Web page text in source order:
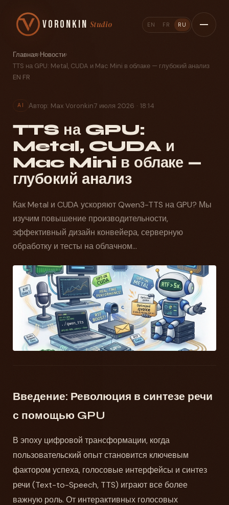
Voronkin Studio EN FR RU
Главная›Новости›
TTS на GPU: Metal, CUDA и Mac Mini в облаке — глубокий анализ
EN·FR
AI Автор: Max Voronkin7 июля 2026 · 18:14
TTS на GPU:
Metal, CUDA и
Mac Mini в облаке —
глубокий анализ
Как Metal и CUDA ускоряют Qwen3-TTS на GPU? Мы
изучим повышение производительности,
эффективный дизайн конвейера, серверную
обработку и тесты на облачном...
Введение: Революция в синтезе речи
с помощью GPU
В эпоху цифровой трансформации, когда
пользовательский опыт становится ключевым
фактором успеха, голосовые интерфейсы и синтез
речи (Text-to-Speech, TTS) играют все более
важную роль. От интерактивных голосовых